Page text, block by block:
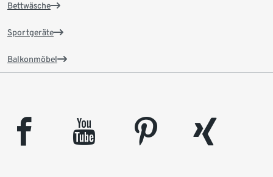
Bettwäsche
Sportgeräte
Balkonmöbel
facebook youtube pinterest
xing